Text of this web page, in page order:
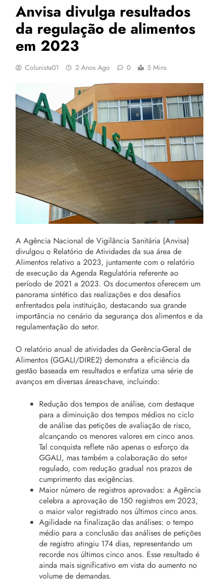
Anvisa divulga resultados
da regulação de alimentos
em 2023
Colunista01 2 Anos Ago 0 5 Mins
A Agência Nacional de Vigilância Sanitária (Anvisa)
divulgou o Relatório de Atividades da sua área de
Alimentos relativo a 2023, juntamente com o relatório
de execução da Agenda Regulatória referente ao
período de 2021 a 2023. Os documentos oferecem um
panorama sintético das realizações e dos desafios
enfrentados pela instituição, destacando sua grande
importância no cenário da segurança dos alimentos e da
regulamentação do setor.
O relatório anual de atividades da Gerência-Geral de
Alimentos (GGALI/DIRE2) demonstra a eficiência da
gestão baseada em resultados e enfatiza uma série de
avanços em diversas áreas-chave, incluindo:
Redução dos tempos de análise, com destaque
para a diminuição dos tempos médios no ciclo
de análise das petições de avaliação de risco,
alcançando os menores valores em cinco anos.
Tal conquista reflete não apenas o esforço da
GGALI, mas também a colaboração do setor
regulado, com redução gradual nos prazos de
cumprimento das exigências.
Maior número de registros aprovados: a Agência
celebra a aprovação de 150 registros em 2023,
o maior valor registrado nos últimos cinco anos.
Agilidade na finalização das análises: o tempo
médio para a conclusão das análises de petições
de registro atingiu 174 dias, representando um
recorde nos últimos cinco anos. Esse resultado é
ainda mais significativo em vista do aumento no
volume de demandas.